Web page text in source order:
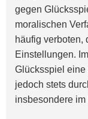
gegen
moralischen
häufig verboten,
Einstellungen.
Glücksspiel
jedoch stets
insbesondere